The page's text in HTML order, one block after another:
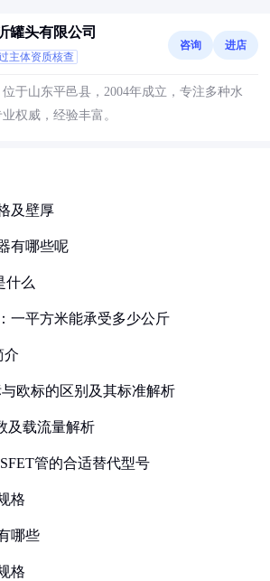
罐头有限公司
主体资质核查
咨询 进店
于山东平邑县，2004年成立，专注多种水
权威，经验丰富。
及壁厚
有哪些呢
什么
一平方米能承受多少公斤
介
欧标的区别及其标准解析
及载流量解析
管的合适替代型号
格
哪些
格